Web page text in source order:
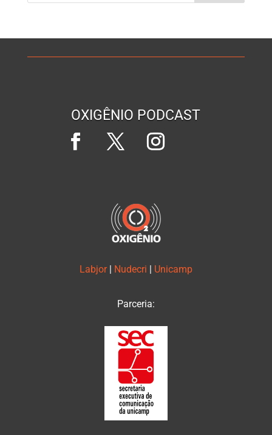
OXIGÊNIO PODCAST
Labjor Nudecri Unicamp
Parceria: